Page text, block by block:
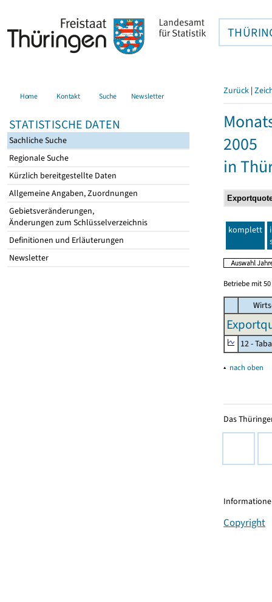
Home Kontakt Suche Newsletter
STATISTISCHE DATEN
Sachliche Suche
Regionale Suche
Kürzlich bereitgestellte Daten
Allgemeine Angaben, Zuordnungen
Gebietsveränderungen,
Änderungen zum Schlüsselverzeichnis
Definitionen und Erläuterungen
Newsletter
Zurück |
2005
in
komplett
Betriebe mit
12 -
▴ nach oben
Das
Copyright